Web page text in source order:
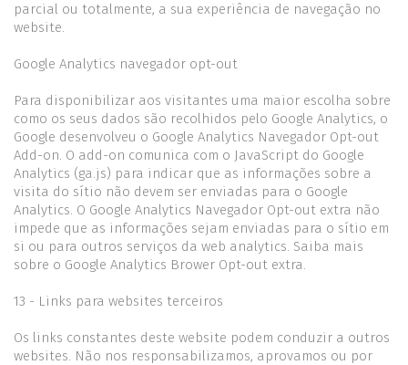
parcial ou totalmente, a sua experiência de navegação no
website.
Google Analytics navegador opt-out
Para disponibilizar aos visitantes uma maior escolha sobre
como os seus dados são recolhidos pelo Google Analytics, o
Google desenvolveu o Google Analytics Navegador Opt-out
Add-on. O add-on comunica com o JavaScript do Google
Analytics (ga.js) para indicar que as informações sobre a
visita do sítio não devem ser enviadas para o Google
Analytics. O Google Analytics Navegador Opt-out extra não
impede que as informações sejam enviadas para o sítio em
si ou para outros serviços da web analytics. Saiba mais
sobre o Google Analytics Brower Opt-out extra.
13 - Links para websites terceiros
Os links constantes deste website podem conduzir a outros
websites. Não nos responsabilizamos, aprovamos ou por